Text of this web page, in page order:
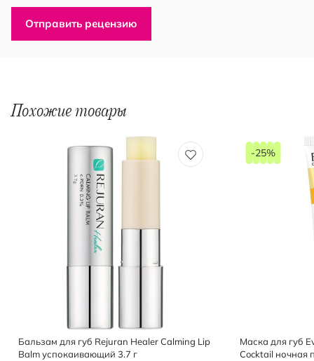
Отправить рецензию
Похожие товары
Бальзам для губ Rejuran Healer Calming Lip
Balm успокаивающий 3.7 г
Маска для губ
Cocktail ночная
-25%